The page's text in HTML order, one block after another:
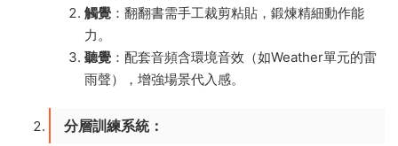
​觸覺​ ​：翻翻書需手工裁剪粘貼，鍛煉精細動作能
力。
​聽覺​ ​：配套音頻含環境音效（如Weather單元的雷
雨聲），增強場景代入感。
​分層訓練系統​​：